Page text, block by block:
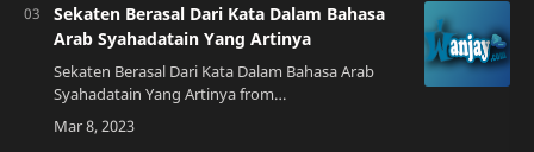
Sekaten Berasal Dari Kata Dalam Bahasa
Arab Syahadatain Yang Artinya
Sekaten Berasal Dari Kata Dalam Bahasa Arab
Syahadatain Yang Artinya from
pendukungilmu.blogspot.comSekaten
merupakan salah satu kegiatan yang dilakukan